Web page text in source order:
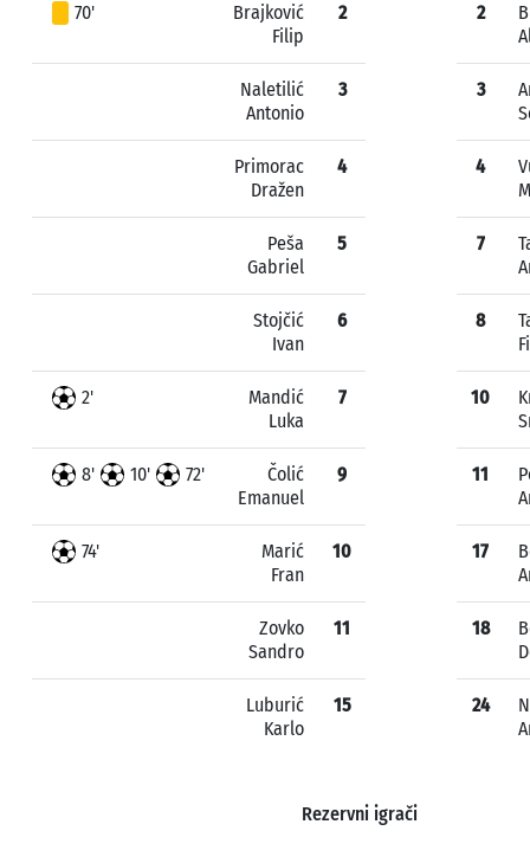
70'
Brajković
Filip
2
Naletilić
Antonio
3
Primorac
Dražen
4
Peša
Gabriel
5
Stojčić
Ivan
6
2'
Mandić
Luka
7
8' 10' 72'
Čolić
Emanuel
9
74'
Marić
Fran
10
Zovko
Sandro
11
Luburić
Karlo
15
2
3
4
7
8
10
11
17
18
24
Rezervni igrači